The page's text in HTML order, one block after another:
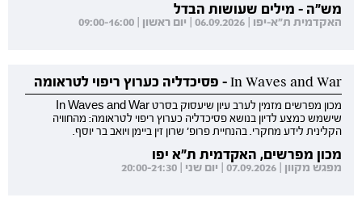
מש"ה - מילים שעושות הבדל
האקדמית ת"א-יפו | 06.09.2026 | יום ראשון | 09:00-16:00
In Waves and War - פסיכדליה כערוץ ריפוי לטראומה
מכון מפרשים מזמין לערב עיון שיעסוק בסרט In Waves and War
שישמש כמצע לדיון בנושא פסיכדליה כערוץ ריפוי לטראומה: מהחוויה
הקלינית לידע מחקרי. בהנחיית פרופ' שרון זין ביימן ויואב בר יוסף.
מכון מפרשים, האקדמית ת"א יפו
מפגש מקוון | 07.09.2026 | יום שני | 20:00-21:30